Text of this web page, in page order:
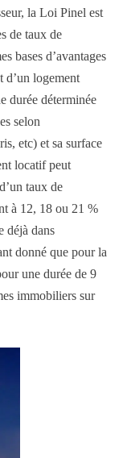
la Loi Pinel est
de taux de
bases d’avantages
d’un logement
durée déterminée
selon
etc) et sa surface
locatif peut
taux de
à 12, 18 ou 21 %
déjà dans
donné que pour la
une durée de 9
immobiliers sur